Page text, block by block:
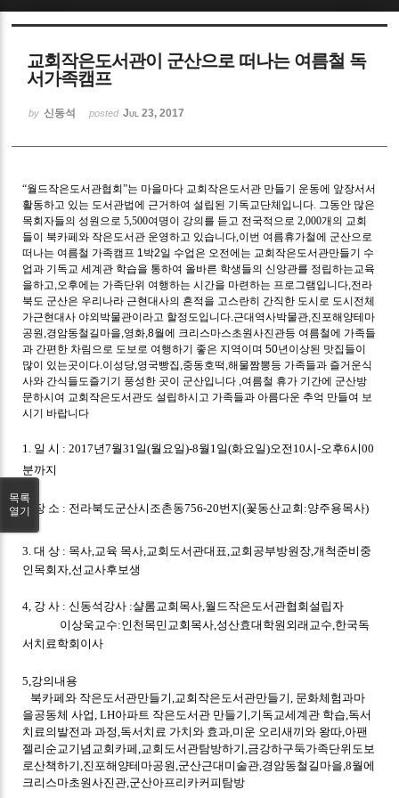
교회작은도서관이 군산으로 떠나는 여름철 독
서가족캠프
by 신동석 posted Jul 23, 2017
“월드작은도서관협회”는 마을마다 교회작은도서관 만들기 운동에 앞장서서
활동하고 있는 도서관법에 근거하여 설립된 기독교단체입니다. 그동안 많은
목회자들의 성원으로 5,500여명이 강의를 듣고 전국적으로 2,000개의 교회
들이 북카페와 작은도서관 운영하고 있습니다,이번 여름휴가철에 군산으로
떠나는 여름철 가족캠프 1박2일 수업은 오전에는 교회작은도서관만들기 수
업과 기독교 세계관 학습을 통하여 올바른 학생들의 신앙관를 정립하는교육
을하고,오후에는 가족단위 여행하는 시간을 마련하는 프로그램입니다,전라
북도 군산은 우리나라 근현대사의 흔적을 고스란히 간직한 도시로 도시전체
가근현대사 야외박물관이라고 할정도입니다.근대역사박물관,진포해양테마
공원,경암동철길마을,영화,8월에 크리스마스초원사진관등 여름철에 가족들
과 간편한 차림으로 도보로 여행하기 좋은 지역이며 50년이상된 맛집들이
많이 있는곳이다.이성당,영국빵집,중동호떡,해물짬뽕등 가족들과 즐거운식
사와 간식들도즐기기 풍성한 곳이 군산입니다 ,여름철 휴가 기간에 군산방
문하시여 교회작은도서관도 설립하시고 가족들과 아름다운 추억 만들여 보
시기 바랍니다
1. 일 시 : 2017년7월31일(월요일)-8월1일(화요일)오전10시-오후6시00
분까지
2. 장 소 : 전라북도군산시조촌동756-20번지(꽃동산교회:양주용목사)
3 . 대 상 : 목사,교육 목사,교회도서관대표,교회공부방원장, 개척준비중
인목회자,선교사후보생
4, 강 사 : 신동석강사 :샬롬교회목사 월드작은도서관협회설립자
이상욱교수:인천목민교회목사,성산효대학원외래교수,한국독
서치료학회이사
5,강의내용
북카페와 작은도서관만들기, 교회작은도서관만들기, 문화체험과마
을공동체 사업,LH아파트 작은도서관 만들기, 기독교세계관 학습, 독서
치료의발전과 과정, 독서치료 가치와 효과, 미운 오리새끼와 왕따, 아팬
젤리순교기념교회카페, 교회도서관탐방하기, 금강하구둑가족단위도보
로산책하기,진포해양테마공원,군산근대미술관,경암동철길마을,8월에
크리스마초원사진관,군산아프리카커피탐방
목록
열기
Sketchbook5, 스케치북5
Sketchbook5, 스케치북5